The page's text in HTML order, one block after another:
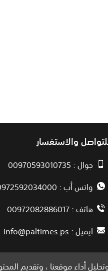
أداء موقعنا ، وتقديم
والاستفسار
جوال : 00970593010735
واتس أب : 00972592034000
هاتف : 00972082886017
ايميل :info@paltimes.ps